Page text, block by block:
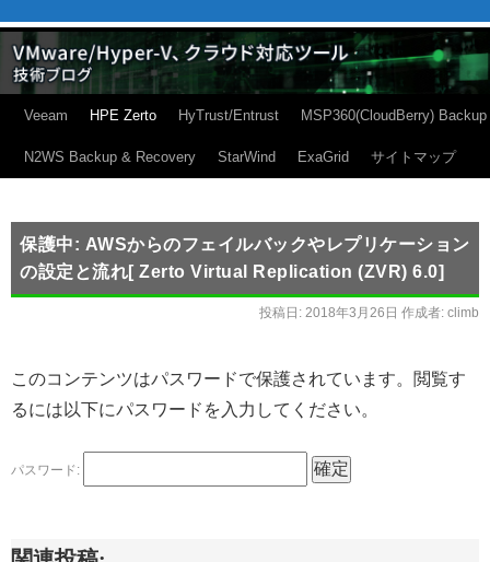
Veeam HPE Zerto HyTrust/Entrust MSP360(CloudBerry) Backup
N2WS Backup & Recovery StarWind ExaGrid サイトマップ
保護中: AWSからのフェイルバックやレプリケーション
の設定と流れ[ Zerto Virtual Replication (ZVR) 6.0]
投稿日: 2018年3月26日 作成者: climb
このコンテンツはパスワードで保護されています。閲覧す
るには以下にパスワードを入力してください。
パスワード: